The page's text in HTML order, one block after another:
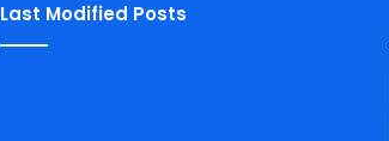
Last Modified Posts